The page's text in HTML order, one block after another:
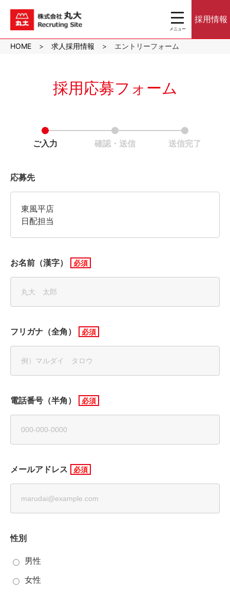
沖縄のスーパーマ
ーケット株式会社
toggle
navigation
メニュー
採用情報
HOME 求人採用情報 エントリーフォーム
採用応募フォーム
ご入力 確認・送信 送信完了
応募先
東風平店
日配担当
お名前（漢字）
フリガナ（全角）
電話番号（半角）
メールアドレス
性別
男性
女性